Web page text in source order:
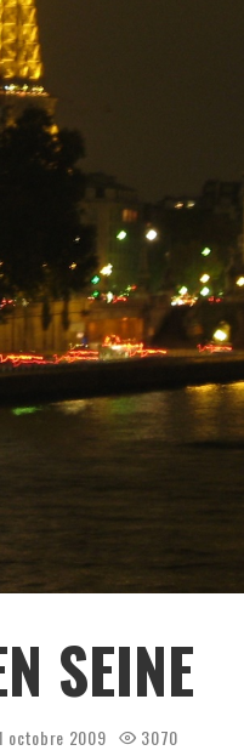
SEINE
octobre 2009 3070